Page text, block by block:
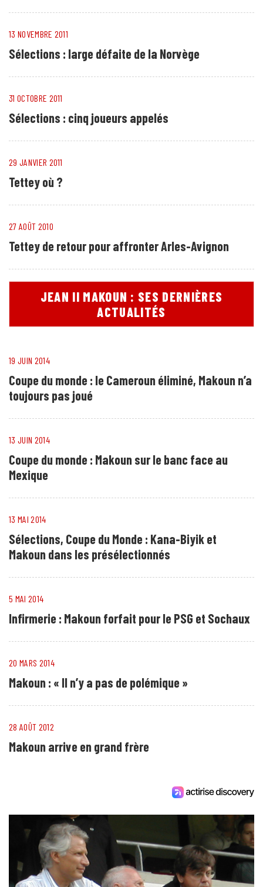
13 NOVEMBRE 2011
Sélections : large défaite de la Norvège
31 OCTOBRE 2011
Sélections : cinq joueurs appelés
29 JANVIER 2011
Tettey où ?
27 AOÛT 2010
Tettey de retour pour affronter Arles-Avignon
JEAN II MAKOUN : SES DERNIÈRES
ACTUALITÉS
19 JUIN 2014
Coupe du monde : le Cameroun éliminé, Makoun n’a
toujours pas joué
13 JUIN 2014
Coupe du monde : Makoun sur le banc face au
Mexique
13 MAI 2014
Sélections, Coupe du Monde : Kana-Biyik et
Makoun dans les présélectionnés
5 MAI 2014
Infirmerie : Makoun forfait pour le PSG et Sochaux
20 MARS 2014
Makoun : « Il n’y a pas de polémique »
28 AOÛT 2012
Makoun arrive en grand frère